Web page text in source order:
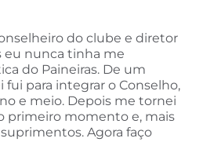
do clube e diretor
eu nunca tinha me
do Paineiras. De um
fui para integrar o Conselho,
e meio. Depois me tornei
primeiro momento e, mais
Agora faço